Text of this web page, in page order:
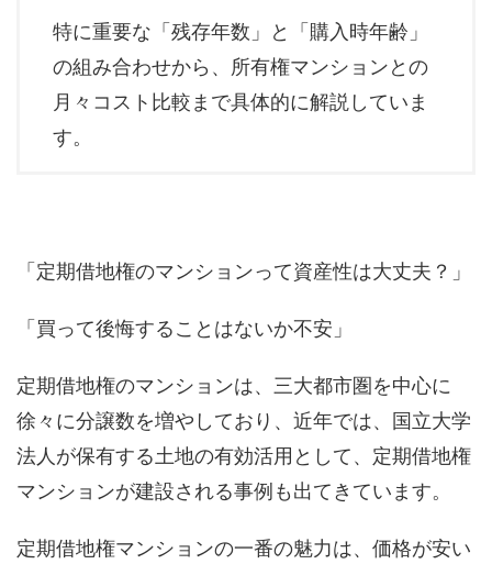
特に重要な「残存年数」と「購入時年齢」
の組み合わせから、所有権マンションとの
月々コスト比較まで具体的に解説していま
す。
「定期借地権のマンションって資産性は大丈夫？」
「買って後悔することはないか不安」
定期借地権のマンションは、三大都市圏を中心に
徐々に分譲数を増やしており、近年では、国立大学
法人が保有する土地の有効活用として、定期借地権
マンションが建設される事例も出てきています。
定期借地権マンションの一番の魅力は、価格が安い